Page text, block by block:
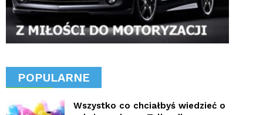
POPULARNE
Wszystko co chciałbyś wiedzieć o